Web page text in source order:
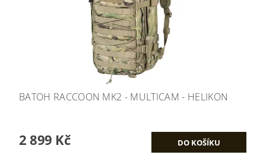
BATOH RACCOON MK2 - MULTICAM - HELIKON
2 899 Kč